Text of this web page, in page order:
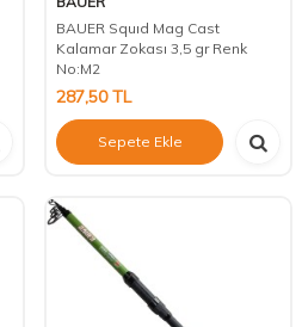
BAUER Squıd Mag Cast
Kalamar Zokası 3,5 gr Renk
No:M2
287,50TL
Sepete Ekle